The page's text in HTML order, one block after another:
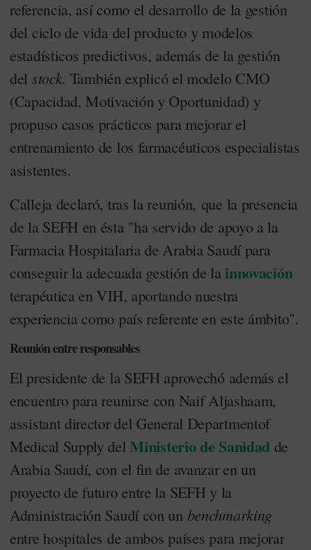
referencia, así como el desarrollo de la gestión
del ciclo de vida del producto y modelos
estadísticos predictivos, además de la gestión
del stock. También explicó el modelo CMO
(Capacidad, Motivación y Oportunidad) y
propuso casos prácticos para mejorar el
entrenamiento de los farmacéuticos especialistas
asistentes.
Calleja declaró, tras la reunión, que la presencia
de la SEFH en ésta "ha servido de apoyo a la
Farmacia Hospitalaria de Arabia Saudí para
conseguir la adecuada gestión de lainnovación
terapéutica en VIH, aportando nuestra
experiencia como país referente en este ámbito".
Reunión entre responsables
El presidente de la SEFH aprovechó además el
encuentro para reunirse con Naif Aljashaam,
assistant director del General Departmentof
Medical Supply delMinisterio de Sanidad de
Arabia Saudí, con el fin de avanzar en un
proyecto de futuro entre la SEFH y la
Administración Saudí con un benchmarking
entre hospitales de ambos países para mejorar